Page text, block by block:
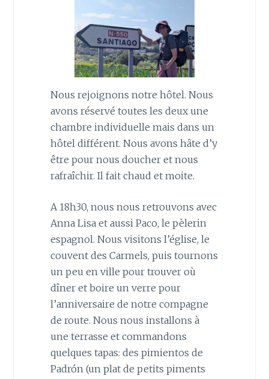
Nous rejoignons notre hôtel. Nous
avons réservé toutes les deux une
chambre individuelle mais dans un
hôtel différent. Nous avons hâte d’y
être pour nous doucher et nous
rafraîchir. Il fait chaud et moite.
A 18h30, nous nous retrouvons avec
Anna Lisa et aussi Paco, le pèlerin
espagnol. Nous visitons l’église, le
couvent des Carmels, puis tournons
un peu en ville pour trouver où
dîner et boire un verre pour
l’anniversaire de notre compagne
de route. Nous nous installons à
une terrasse et commandons
quelques tapas: des pimientos de
Padrón (un plat de petits piments